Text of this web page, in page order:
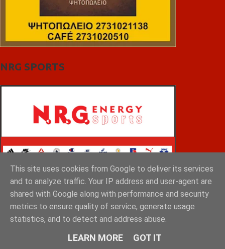
NRG SPORTS
This site uses cookies from Google to deliver its services
and to analyze traffic. Your IP address and user-agent are
shared with Google along with performance and security
metrics to ensure quality of service, generate usage
statistics, and to detect and address abuse.
LEARN MORE GOT IT